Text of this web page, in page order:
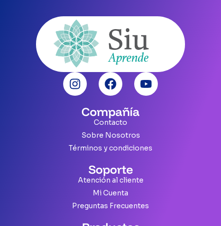
Compañía
Contacto
Sobre Nosotros
Términos y condiciones
Soporte
Atención al cliente
Mi Cuenta
Preguntas Frecuentes